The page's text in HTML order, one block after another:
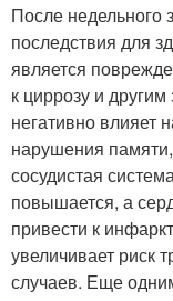
После недельного
последствия для
является
к циррозу и
негативно влияет
нарушения
сосудистая
повышается, а
привести к
увеличивает риск
случаев. Еще